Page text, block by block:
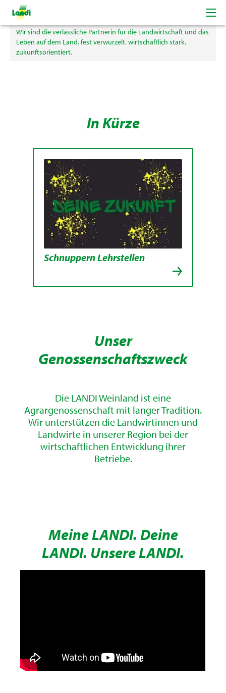
LANDI Weinland Genossenschaft
Wir sind die verlässliche Partnerin für die Landwirtschaft und das
Leben auf dem Land. fest verwurzelt. wirtschaftlich stark.
zukunftsorientiert.
In Kürze
Schnuppern Lehrstellen
Unser
Genossenschaftszweck
Die LANDI Weinland ist eine
Agrargenossenschaft mit langer Tradition.
Wir unterstützen die Landwirtinnen und
Landwirte in unserer Region bei der
wirtschaftlichen Entwicklung ihrer
Betriebe.
Meine LANDI. Deine
LANDI. Unsere LANDI.